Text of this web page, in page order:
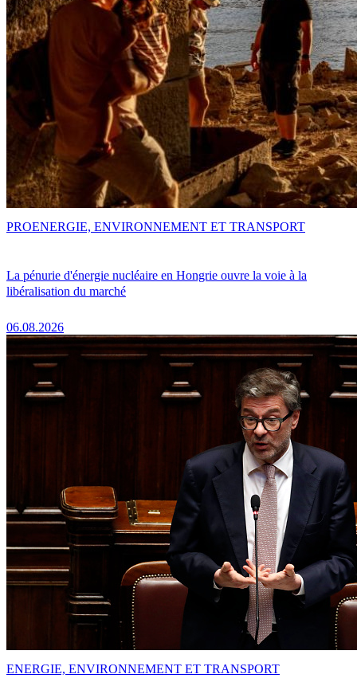
La pénurie d'énergie nucléaire en Hongrie ouvre la voie à la
libéralisation du marché
06.08.2026
PROENERGIE, ENVIRONNEMENT ET TRANSPORT
ENERGIE, ENVIRONNEMENT ET TRANSPORT